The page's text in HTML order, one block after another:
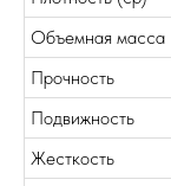
Объемная масса
Прочность
Подвижность
Жесткость